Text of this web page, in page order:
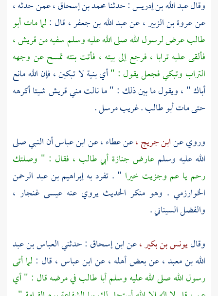
وقالعبد الله بن إدريس: حدثنامحمد بن إسحاق ،عمن حدثه ،
عنعروة بن الزبير ،عنعبد الله بن جعفر ، قال :لما ماتأبو
طالبعرض لرسول الله صلى الله عليه وسلم سفيه منقريش ،
فألقى عليه ترابا ، فرجع إلى بيته ، فأتت بنته تمسح عن وجهه
التراب وتبكي فجعل يقول : "أي بنية لا تبكين ، فإن الله مانع
أباك " ، ويقول ما بين ذلك : " ما نالت منيقريششيئا أكرهه
حتى ماتأبو طالب. غريب مرسل .
وروي عنابن جريج ،عنعطاء ،عنابن عباسأن النبي صلى
الله عليه وسلم عارض جنازة أبي طالب ، فقال : " وصلتك
رحم يا عم وجزيت خيرا " . تفرد بهإبراهيم بن عبد الرحمن
الخوارزمي . وهو منكر الحديث يروي عنهعيسى غنجار ،
والفضل السيناني.
وقاليونس بن بكير ،عنابن إسحاق : حدثنيالعباس بن عبد
الله بن معبد ،عن بعض أهله ، عنابن عباس ، قال : لما أتى
رسول الله صلى الله عليه وسلمأبا طالبفي مرضه قال : " أي